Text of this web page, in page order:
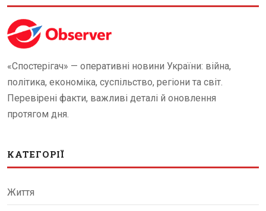
«Спостерігач» — оперативні новини України: війна,
політика, економіка, суспільство, регіони та світ.
Перевірені факти, важливі деталі й оновлення
протягом дня.
КАТЕГОРІЇ
Життя